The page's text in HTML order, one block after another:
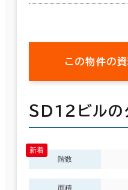
この物件の
ＳＤ１２ビル
階数
面積